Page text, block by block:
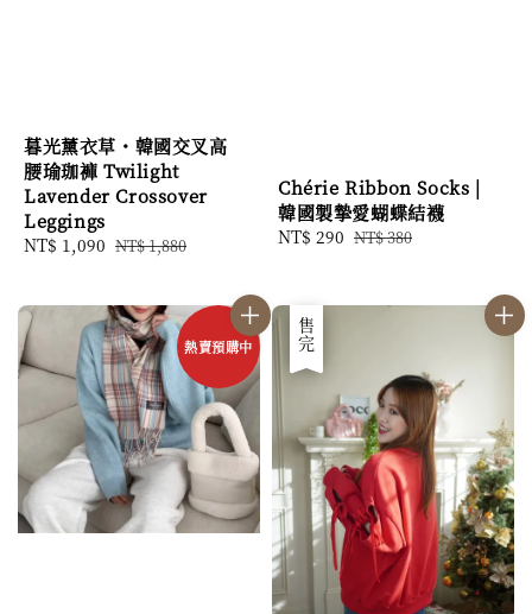
暮光薰衣草・韓國交叉高
腰瑜珈褲 Twilight
Lavender Crossover
Leggings
Sale
NT$ 1,090 Regular
NT$ 1,880
Chérie Ribbon Socks |
韓國製摯愛蝴蝶結襪
Sale
NT$ 290 Regular
NT$ 380
熱賣預購中 優惠
售完